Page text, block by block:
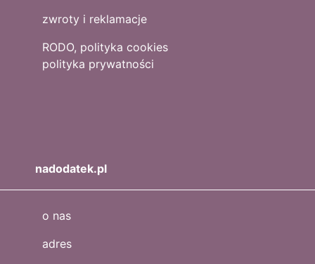
zwroty i reklamacje
RODO, polityka cookies
polityka prywatności
nadodatek.pl
o nas
adres